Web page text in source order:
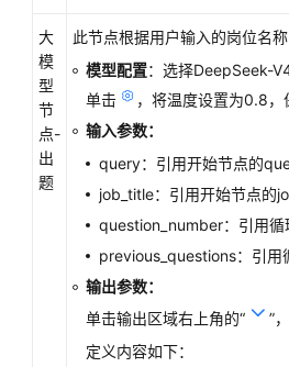
大
模
型
节
点-
出
题
此节点根据用户输入的岗位名
模型配置：选择DeepSeek-
单击
，将温度设置为0.8，
输入参数：
query：引用开始节点的
job_title：引用开始节点的
question_number：引用循
previous_questions：引用
输出参数：
单击输出区域右上角的“ ”
定义内容如下：